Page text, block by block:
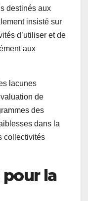
destinés aux
insisté sur
d’utiliser et de
aux
lacunes
de
des
dans la
collectivités
la